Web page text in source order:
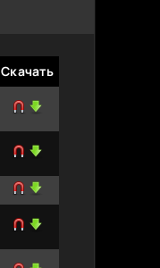
Скачать